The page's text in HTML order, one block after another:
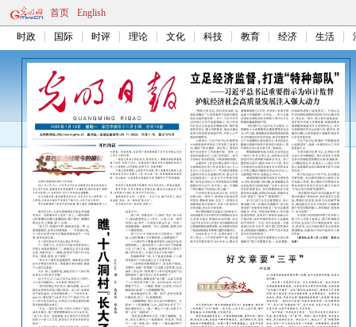
首页 English
时政 国际 时评 理论 文化 科技 教育 经济 生活